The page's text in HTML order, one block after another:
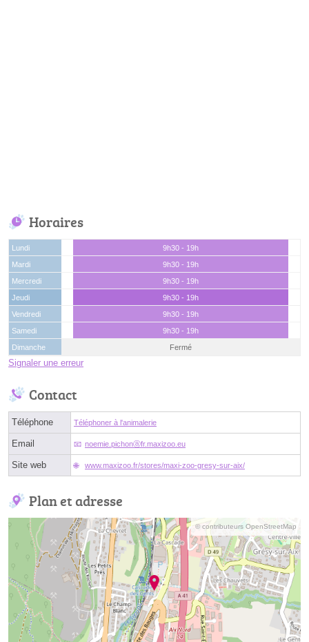
Horaires
Lundi
9h30 - 19h
Mardi
9h30 - 19h
Mercredi
9h30 - 19h
Jeudi
9h30 - 19h
Vendredi
9h30 - 19h
Samedi
9h30 - 19h
Dimanche
Fermé
Signaler une erreur
Contact
Téléphone Téléphoner à l'animalerie
Email noemie.pichonⓐfr.maxizoo.eu
Site web www.maxizoo.fr/stores/maxi-zoo-gresy-sur-aix/
Plan et adresse
© contributeurs OpenStreetMap